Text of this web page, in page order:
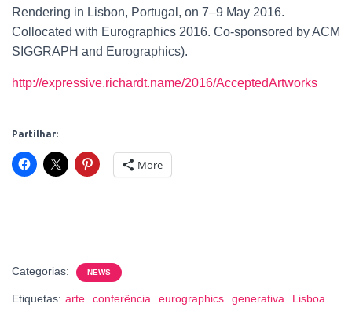
Ã
Rendering in Lisbon, Portugal, on 7–9 May 2016.
Collocated with Eurographics 2016. Co-sponsored by ACM
SIGGRAPH and Eurographics).
http://expressive.richardt.name/2016/AcceptedArtworks
Partilhar:
More
Categorias: NEWS
Etiquetas: arte conferência eurographics generativa Lisboa